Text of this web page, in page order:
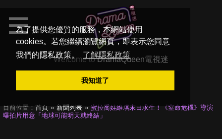
為了提供您優質的服務，本網站使用
cookies。若您繼續瀏覽網頁，即表示您同意
我們的隱私政策。
了解隱私政策
我知道了
Welcome toDramaQueen電視迷
目前位置： 首頁 新聞列表
蜜拉喬娃維琪末日求生！《窒命危機》導演
曝拍片用意「地球可能明天就終結」